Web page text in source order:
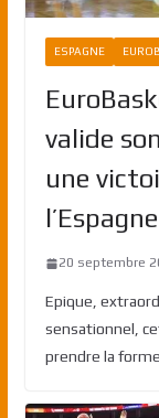
ESPAGNE
valide
une
l’Espagne
20 septembre
Epique,
sensationnel,
prendre la